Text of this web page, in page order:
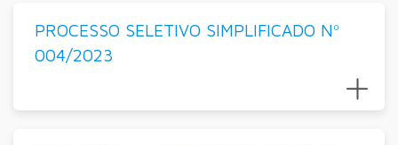
PROCESSO SELETIVO SIMPLIFICADO Nº
004/2023